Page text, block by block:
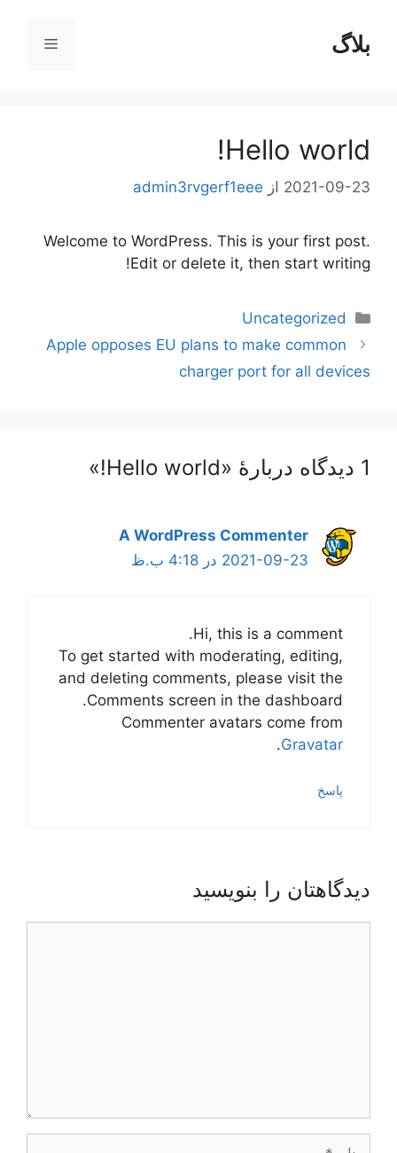
محتوابلاگ فهرست
Hello world!
2021-09-23 از admin3rvgerf1eee
Welcome to WordPress. This is your first post.
Edit or delete it, then start writing!
دسته‌ها
Uncategorized
ناوبری
نوشته‌ها
Apple opposes EU plans to make common
charger port for all devices
1 دیدگاه دربارهٔ «Hello world!»
A WordPress Commenter
2021-09-23 در 4:18 ب.ظ
Hi, this is a comment.
To get started with moderating, editing,
and deleting comments, please visit the
Comments screen in the dashboard.
Commenter avatars come from
Gravatar
.
پاسخ
دیدگاهتان را بنویسید